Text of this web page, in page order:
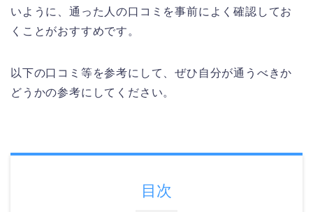
いように、通った人の口コミを事前によく確認してお
くことがおすすめです。
以下の口コミ等を参考にして、ぜひ自分が通うべきか
どうかの参考にしてください。
目次